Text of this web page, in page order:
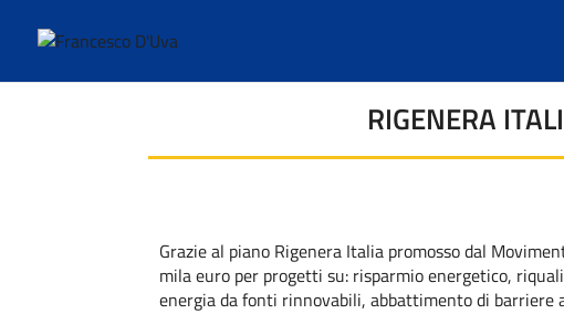
RIGENERA
Grazie al piano Rigenera Italia promosso dal
mila euro per progetti su: risparmio energetico,
energia da fonti rinnovabili, abbattimento di